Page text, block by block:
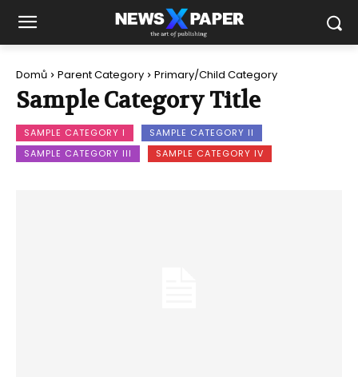
Domů Parent Category Primary/Child Category
Sample Category Title
SAMPLE CATEGORY I
SAMPLE CATEGORY II
SAMPLE CATEGORY III
SAMPLE CATEGORY IV